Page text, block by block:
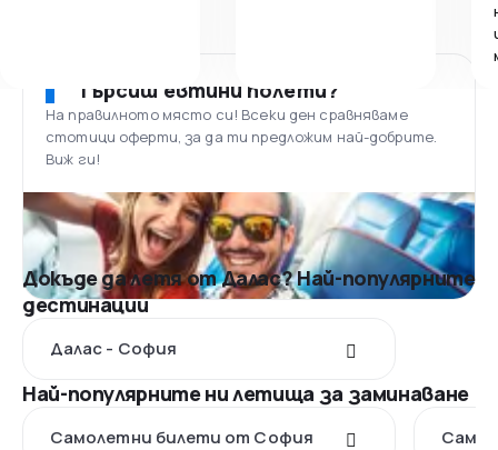
Търсиш евтини полети?
На правилното място си! Всеки ден сравняваме
стотици оферти, за да ти предложим най-добрите.
Виж ги!
Докъде да летя от Далас? Най-популярните
дестинации
Далас - София
Най-популярните ни летища за заминаване
Самолетни билети от София